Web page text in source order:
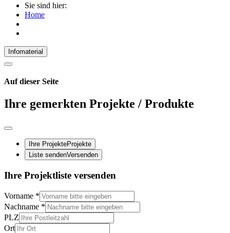
Sie sind hier:
Home
Infomaterial
Auf dieser Seite
Ihre gemerkten Projekte / Produkte
Ihre ProjekteProjekte
Liste sendenVersenden
Ihre Projektliste versenden
Vorname *
Nachname *
PLZ
Ort